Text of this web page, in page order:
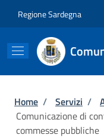
Regione Sardegna
Briciole di
Home / Servizi /
Comunicazione di
commesse pubbliche